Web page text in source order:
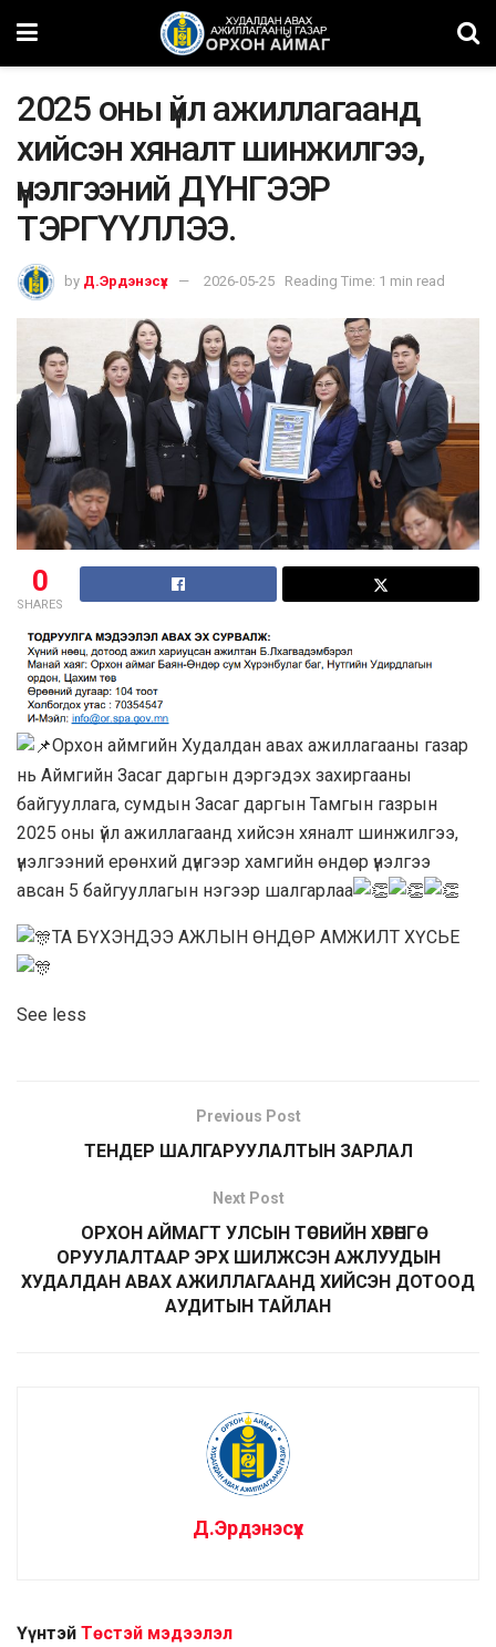
2025 оны үйл ажиллагаанд
хийсэн хяналт шинжилгээ,
үнэлгээний ДҮНГЭЭР
ТЭРГҮҮЛЛЭЭ.
by Д.Эрдэнэсүх 2026-05-25 Reading Time: 1 min read
0
SHARES
Орхон аймгийн Худалдан авах ажиллагааны газар
нь Аймгийн Засаг даргын дэргэдэх захиргааны
байгууллага, сумдын Засаг даргын Тамгын газрын
2025 оны үйл ажиллагаанд хийсэн хяналт шинжилгээ,
үнэлгээний ерөнхий дүнгээр хамгийн өндөр үнэлгээ
авсан 5 байгууллагын нэгээр шалгарлаа
ТА БҮХЭНДЭЭ АЖЛЫН ӨНДӨР АМЖИЛТ ХҮСЬЕ
See less
Previous Post
ТЕНДЕР ШАЛГАРУУЛАЛТЫН ЗАРЛАЛ
Next Post
ОРХОН АЙМАГТ УЛСЫН ТӨСВИЙН ХӨРӨНГӨ
ОРУУЛАЛТААР ЭРХ ШИЛЖСЭН АЖЛУУДЫН
ХУДАЛДАН АВАХ АЖИЛЛАГААНД ХИЙСЭН ДОТООД
АУДИТЫН ТАЙЛАН
Д.Эрдэнэсүх
Үүнтэй Төстэй мэдээлэл